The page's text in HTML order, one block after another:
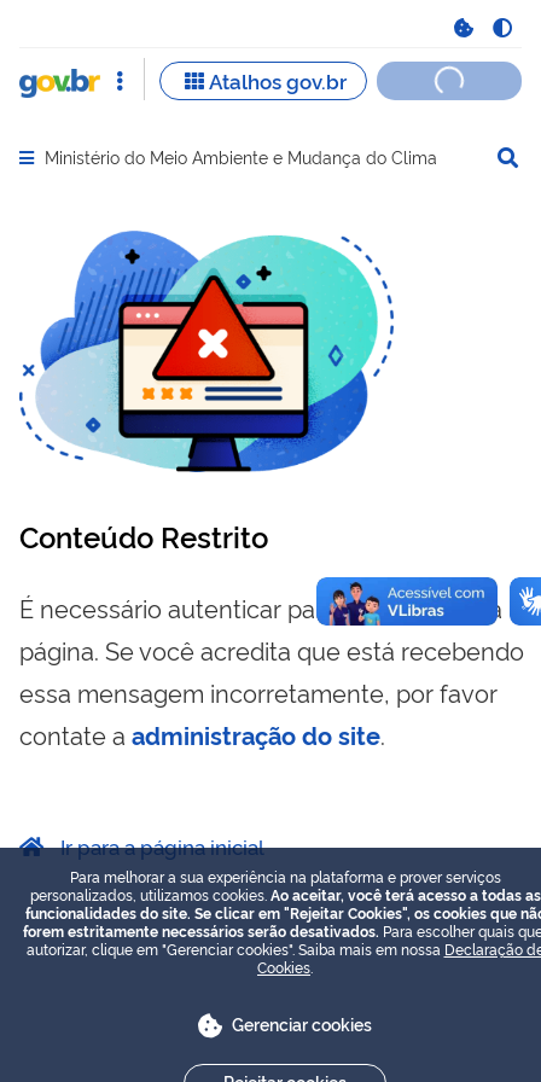
Abrir menu principal de navegação
Ministério do Meio Ambiente e Mudança do Clima
Conteúdo Restrito
É necessário autenticar para visualizar essa
página. Se você acredita que está recebendo
essa mensagem incorretamente, por favor
contate a administração do site.
Ir para a página inicial
Para melhorar a sua experiência na plataforma e prover serviços
personalizados, utilizamos cookies. Ao aceitar, você terá acesso a todas as
funcionalidades do site. Se clicar em "Rejeitar Cookies", os cookies que
forem estritamente necessários serão desativados. Para escolher quais
autorizar, clique em "Gerenciar cookies". Saiba mais em nossa Declaração
Cookies
Gerenciar cookies